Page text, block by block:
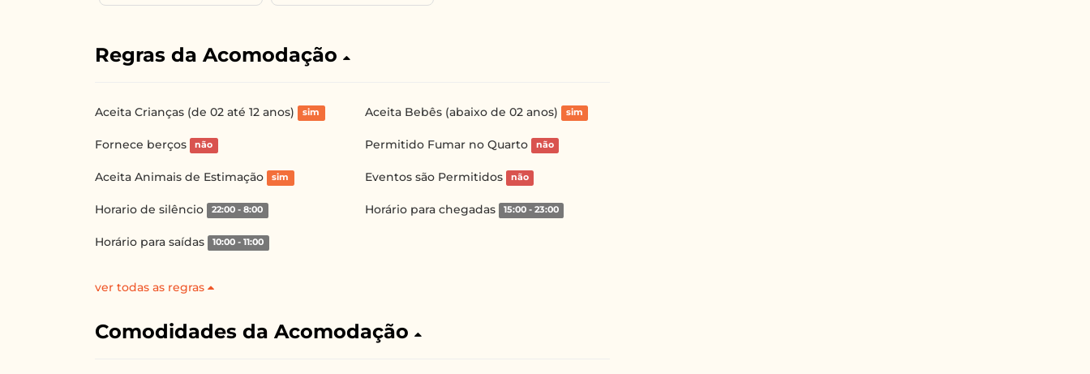
Regras da Acomodação
Aceita Crianças (de 02 até 12 anos) sim Aceita Bebês (abaixo de 02 anos) sim
Fornece berços não Permitido Fumar no Quarto não
Aceita Animais de Estimação sim Eventos são Permitidos não
Horario de silêncio 22:00 - 8:00 Horário para chegadas 15:00 - 23:00
Horário para saídas 10:00 - 11:00
ver todas as regras
Comodidades da Acomodação